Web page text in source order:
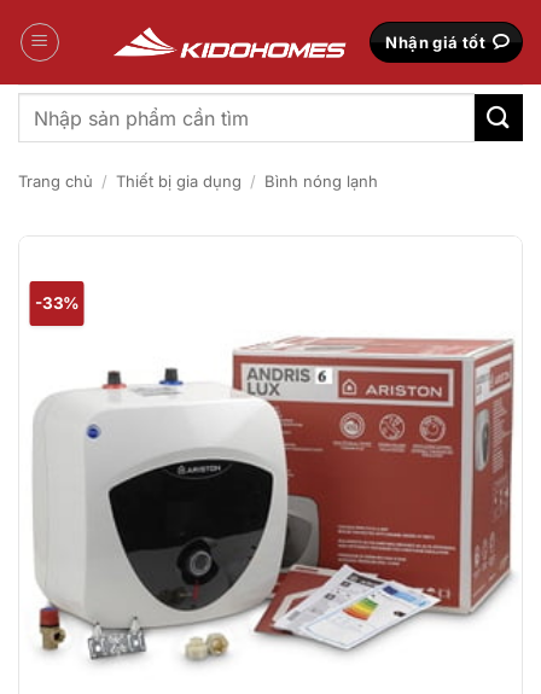
qua
Nhận giá tốt
Tìm
kiếm:
Trang chủ / Thiết bị gia dụng / Bình nóng lạnh
-33%